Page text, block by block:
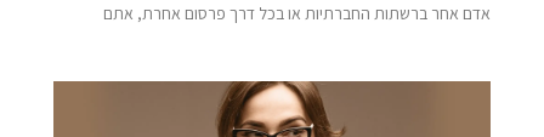
אדם אחר ברשתות החברתיות או בכל דרך פרסום אחרת, אתם